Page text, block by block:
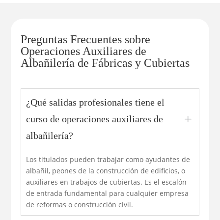
Preguntas Frecuentes sobre
Operaciones Auxiliares de
Albañilería de Fábricas y Cubiertas
¿Qué salidas profesionales tiene el
curso de operaciones auxiliares de
albañilería?
L
Los titulados pueden trabajar como ayudantes de
albañil, peones de la construcción de edificios, o
auxiliares en trabajos de cubiertas. Es el escalón
de entrada fundamental para cualquier empresa
de reformas o construcción civil.